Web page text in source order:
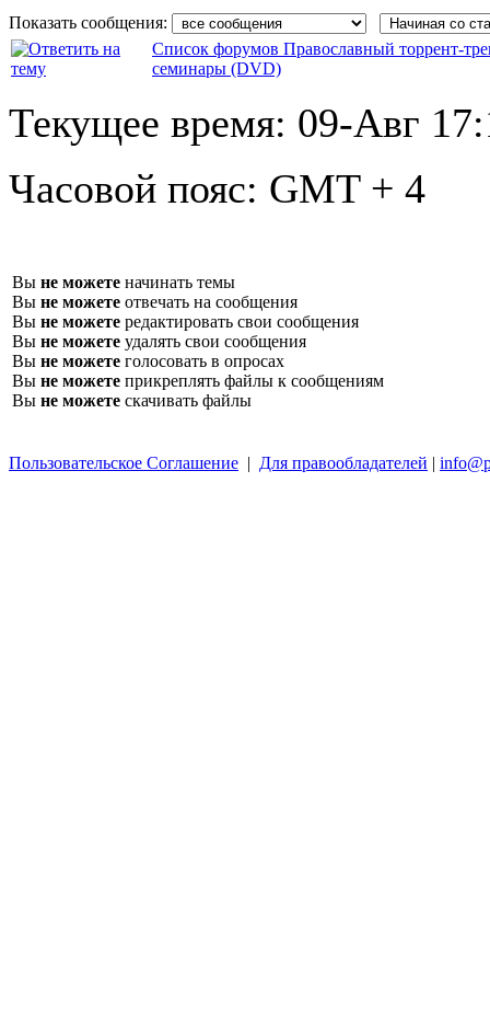
Показать сообщения:
Список форумов Православный торрент-
семинары (DVD)
Текущее время: 09-Авг
Часовой пояс: GMT + 4
Вы не можете начинать темы
Вы не можете отвечать на сообщения
Вы не можете редактировать свои сообщения
Вы не можете удалять свои сообщения
Вы не можете голосовать в опросах
Вы не можете прикреплять файлы к сообщениям
Вы не можете скачивать файлы
Пользовательское Соглашение | Для правообладателей |